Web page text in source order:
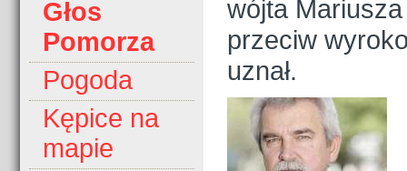
Głos
Pomorza
Pogoda
Kępice na
mapie
wójta
przeciw
uznał.